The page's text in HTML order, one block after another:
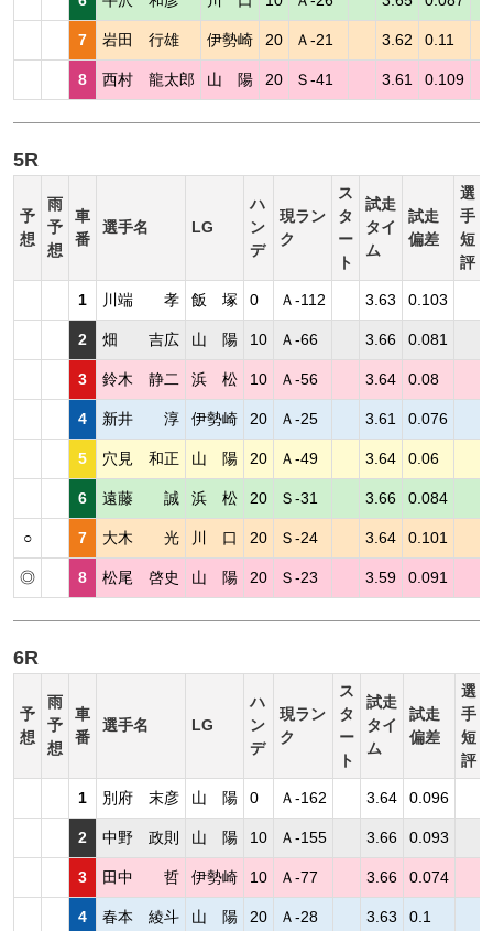
7 岩田 行雄 伊勢崎 20 Ａ-21 3.62 0.11
8 西村 龍太郎 山 陽 20 Ｓ-41 3.61 0.109
5R
予
想
雨
予
想
車
番
選手名 LG
ハ
ン
デ
現ラン
ク
ス
タ
ー
ト
試走
タイ
ム
試走
偏差
選
手
短
評
1 川端 孝 飯 塚 0 Ａ-112 3.63 0.103
2 畑 吉広 山 陽 10 Ａ-66 3.66 0.081
3 鈴木 静二 浜 松 10 Ａ-56 3.64 0.08
4 新井 淳 伊勢崎 20 Ａ-25 3.61 0.076
5 穴見 和正 山 陽 20 Ａ-49 3.64 0.06
6 遠藤 誠 浜 松 20 Ｓ-31 3.66 0.084
○ 7 大木 光 川 口 20 Ｓ-24 3.64 0.101
◎ 8 松尾 啓史 山 陽 20 Ｓ-23 3.59 0.091
6R
予
想
雨
予
想
車
番
選手名 LG
ハ
ン
デ
現ラン
ク
ス
タ
ー
ト
試走
タイ
ム
試走
偏差
選
手
短
評
1 別府 末彦 山 陽 0 Ａ-162 3.64 0.096
2 中野 政則 山 陽 10 Ａ-155 3.66 0.093
3 田中 哲 伊勢崎 10 Ａ-77 3.66 0.074
4 春本 綾斗 山 陽 20 Ａ-28 3.63 0.1